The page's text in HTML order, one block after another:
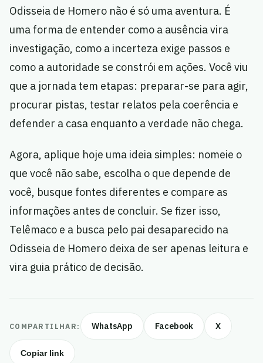
Odisseia de Homero não é só uma aventura. É
uma forma de entender como a ausência vira
investigação, como a incerteza exige passos e
como a autoridade se constrói em ações. Você viu
que a jornada tem etapas: preparar-se para agir,
procurar pistas, testar relatos pela coerência e
defender a casa enquanto a verdade não chega.
Agora, aplique hoje uma ideia simples: nomeie o
que você não sabe, escolha o que depende de
você, busque fontes diferentes e compare as
informações antes de concluir. Se fizer isso,
Telêmaco e a busca pelo pai desaparecido na
Odisseia de Homero deixa de ser apenas leitura e
vira guia prático de decisão.
COMPARTILHAR: WhatsApp Facebook X
Copiar link